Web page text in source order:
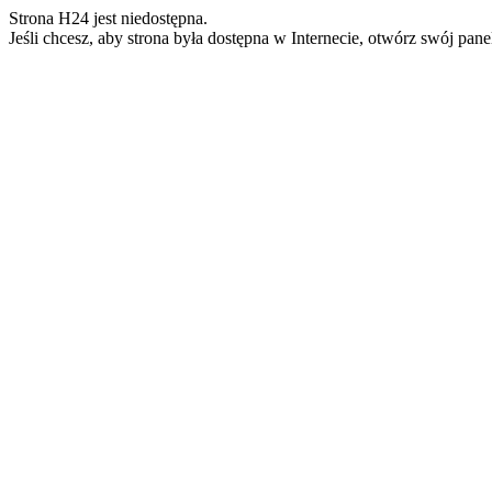
Strona H24 jest niedostępna.
Jeśli chcesz, aby strona była dostępna w Internecie, otwórz swój